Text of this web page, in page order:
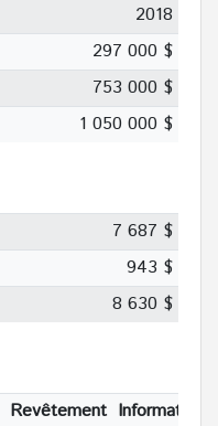
2018
297 000 $
753 000 $
1 050 000 $
7 687 $
943 $
8 630 $
Revêtement Informations